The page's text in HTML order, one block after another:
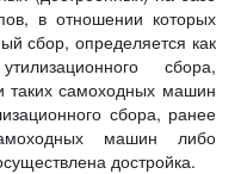
в отношении которых
сбор, определяется как
сбора,
самоходных машин
сбора, ранее
машин либо
достройка.